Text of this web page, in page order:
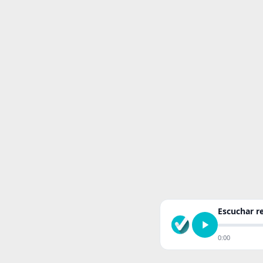
Escuchar
0:00